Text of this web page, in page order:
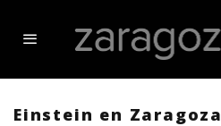
Einstein en Zaragoza